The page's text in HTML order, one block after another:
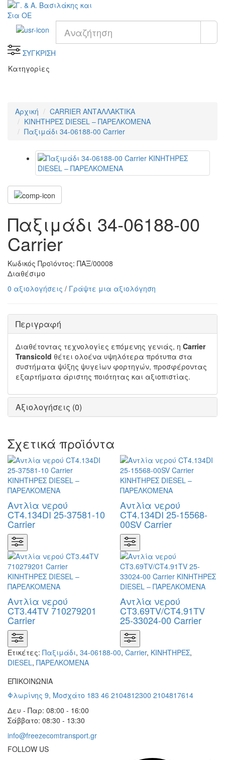
ΣΥΓΚΡΙΣΗ
Κατηγορίες
Αρχική
CARRIER ΑΝΤΑΛΛΑΚΤΙΚΑ
KΙΝΗΤΗΡΕΣ DIESEL – ΠΑΡΕΛΚΟΜΕΝΑ
Παξιμάδι 34-06188-00 Carrier
Παξιμάδι 34-06188-00
Carrier
Κωδικός Προϊόντος: ΠΑΞ/00008
Διαθέσιμο
0 αξιολογήσεις / Γράψτε μια αξιολόγηση
Περιγραφή
Διαθέτοντας τεχνολογίες επόμενης γενιάς, η Carrier
Transicold θέτει ολοένα υψηλότερα πρότυπα στα
συστήματα ψύξης ψυγείων φορτηγών, προσφέροντας
εξαρτήματα άριστης ποιότητας και αξιοπιστίας.
Αξιολογήσεις (0)
Σχετικά προϊόντα
Αντλία νερού
CT4.134DI 25-37581-10
Carrier
Αντλία νερού
CT4.134DI 25-15568-
00SV Carrier
Αντλία νερού
CT3.44TV 710279201
Carrier
Αντλία νερού
CT3.69TV/CT4.91TV
25-33024-00 Carrier
Ετικέτες: Παξιμάδι, 34-06188-00, Carrier, KΙΝΗΤΗΡΕΣ,
DIESEL, ΠΑΡΕΛΚΟΜΕΝΑ
ΕΠΙΚΟΙΝΩΝΙΑ
Φλωρίνης 9, Μοσχάτο 183 46 2104812300 2104817614
Δευ - Παρ: 08:00 - 16:00
Σάββατο: 08:30 - 13:30
info@freezecomtransport.gr
FOLLOW US